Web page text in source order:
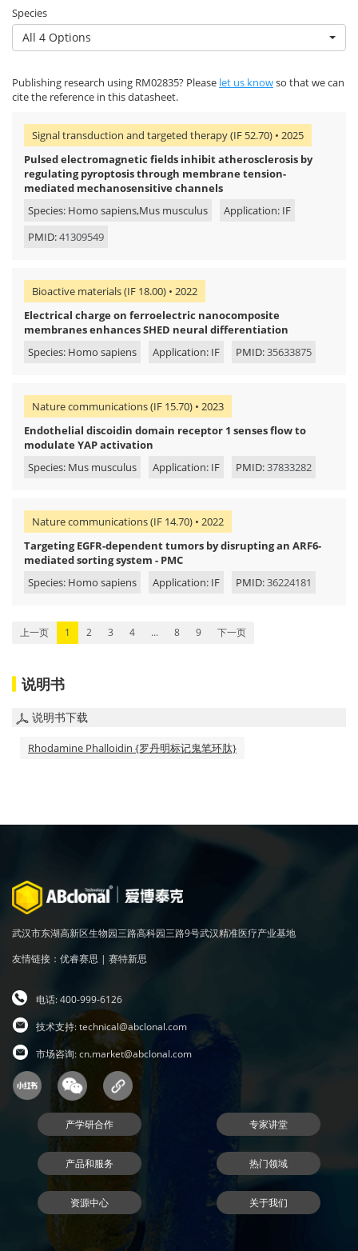
Species
All 4 Options
Publishing research using RM02835? Please let us knowso that we can
cite the reference in this datasheet.
Signal transduction and targeted therapy (IF 52.70) • 2025
Pulsed electromagnetic fields inhibit atherosclerosis by
regulating pyroptosis through membrane tension-
mediated mechanosensitive channels
Species: Homo sapiens,Mus musculus
Application: IF
PMID:41309549
Bioactive materials (IF 18.00) • 2022
Electrical charge on ferroelectric nanocomposite
membranes enhances SHED neural differentiation
Species: Homo sapiens
Application: IF PMID:35633875
Nature communications (IF 15.70) • 2023
Endothelial discoidin domain receptor 1 senses flow to
modulate YAP activation
Species: Mus musculus
Application: IF PMID:37833282
Nature communications (IF 14.70) • 2022
Targeting EGFR-dependent tumors by disrupting an ARF6-
mediated sorting system - PMC
Species: Homo sapiens
Application: IF PMID:36224181
上一页 1 2 3 4 ... 8 9 下一页
说明书
说明书下载
Rhodamine Phalloidin {罗丹明标记鬼笔环肽}
武汉市东湖高新区生物园三路高科园三路9号武汉精准医疗产业基地
友情链接： 优睿赛思 | 赛特新思
电话: 400-999-6126
技术支持:technical@abclonal.com
市场咨询:cn.market@abclonal.com
产学研合作 专家讲堂
产品和服务 热门领域
资源中心 关于我们